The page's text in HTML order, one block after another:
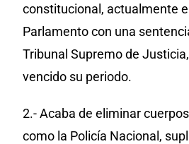
constitucional, actualmente
Parlamento con una
Tribunal Supremo de
vencido su periodo.
2.- Acaba de eliminar
como la Policía Nacional,